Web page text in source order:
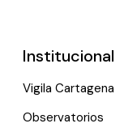
Institucional
Vigila Cartagena
Observatorios